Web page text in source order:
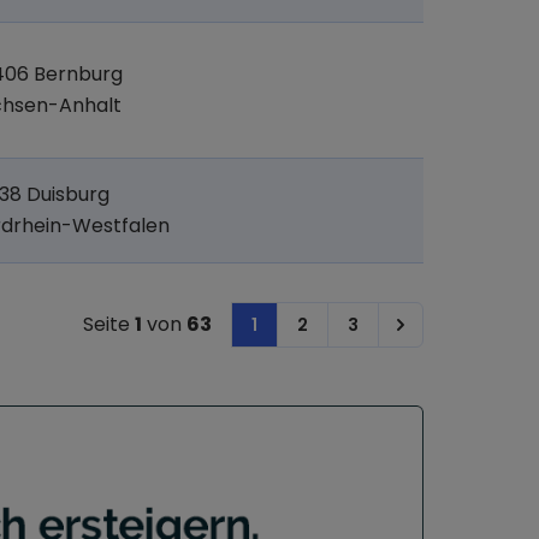
Bernburg
Anhalt
Duisburg
Westfalen
Seite 1 von 63 1 2 3 Next